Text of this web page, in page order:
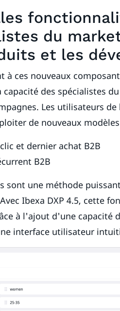
du
et les
à ces nouveaux
capacité des spécialistes
Les utilisateurs
de nouveaux
et dernier achat B2B
B2B
sont une méthode
Ibexa DXP 4.5, cette
à l'ajout d'une capacité
interface utilisateur